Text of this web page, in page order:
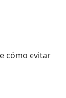
cómo evitar